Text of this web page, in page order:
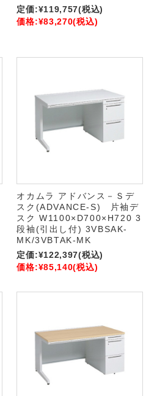
定価:¥119,757(税込)
価格:¥83,270(税込)
オカムラ アドバンス－Ｓデ
スク(ADVANCE-S) 片袖デ
スク W1100×D700×H720 3
段袖(引出し付) 3VBSAK-
MK/3VBTAK-MK
定価:¥122,397(税込)
価格:¥85,140(税込)